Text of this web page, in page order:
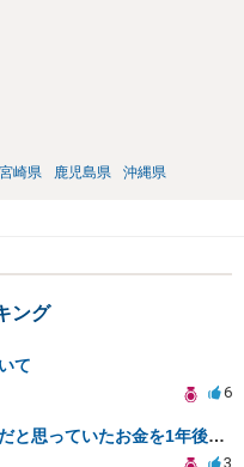
宮崎県 鹿児島県 沖縄県
ング
て
6
ダブル不倫・借金・手切れ金だと思っていたお金を1年後いまさら脅迫罪として通知書が来てまとめて請求
3